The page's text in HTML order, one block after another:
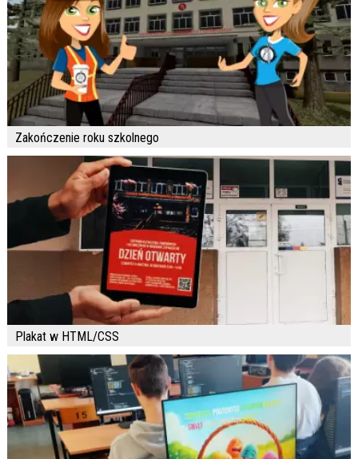
Zakończenie roku szkolnego
Plakat w HTML/CSS